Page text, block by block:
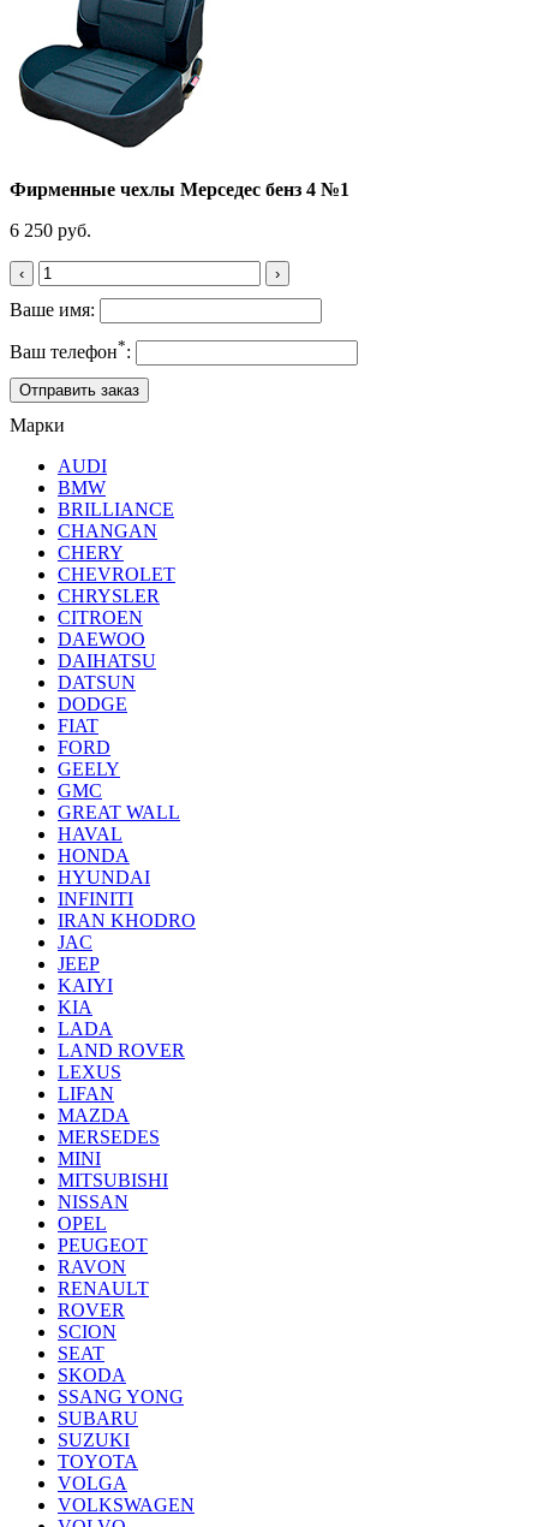
Фирменные чехлы Мерседес бенз 4 №1
6 250 руб.
‹ ›
Ваше имя:
Ваш телефон*:
Марки
AUDI
BMW
BRILLIANCE
CHANGAN
CHERY
CHEVROLET
CHRYSLER
CITROEN
DAEWOO
DAIHATSU
DATSUN
DODGE
FIAT
FORD
GEELY
GMC
GREAT WALL
HAVAL
HONDA
HYUNDAI
INFINITI
IRAN KHODRO
JAC
JEEP
KAIYI
KIA
LADA
LAND ROVER
LEXUS
LIFAN
MAZDA
MERSEDES
MINI
MITSUBISHI
NISSAN
OPEL
PEUGEOT
RAVON
RENAULT
ROVER
SCION
SEAT
SKODA
SSANG YONG
SUBARU
SUZUKI
TOYOTA
VOLGA
VOLKSWAGEN